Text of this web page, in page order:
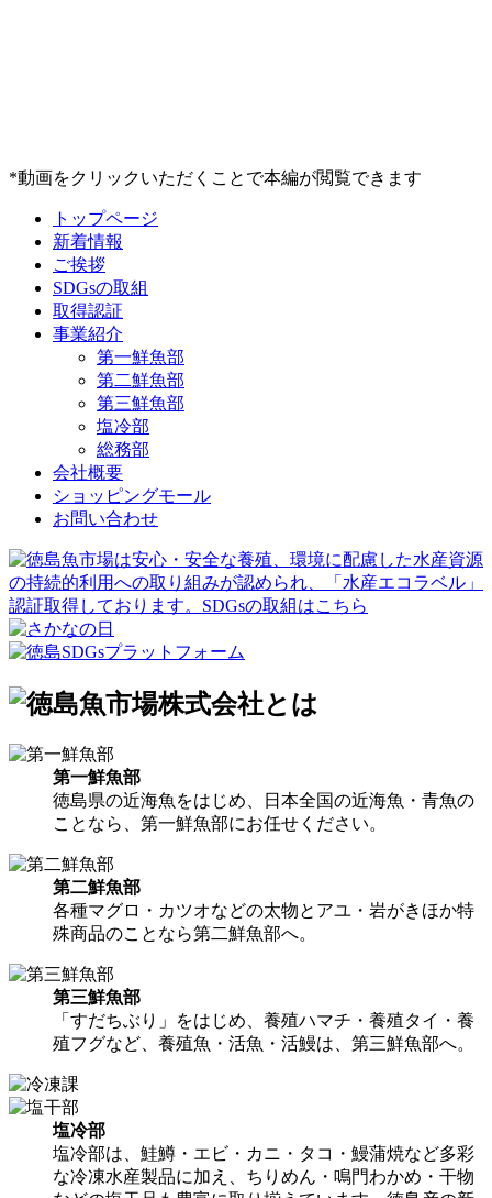
*動画をクリックいただくことで本編が閲覧できます
トップページ
新着情報
ご挨拶
SDGsの取組
取得認証
事業紹介
第一鮮魚部
第二鮮魚部
第三鮮魚部
塩冷部
総務部
会社概要
ショッピングモール
お問い合わせ
第一鮮魚部
徳島県の近海魚をはじめ、日本全国の近海魚・青魚の
ことなら、第一鮮魚部にお任せください。
第二鮮魚部
各種マグロ・カツオなどの太物とアユ・岩がきほか特
殊商品のことなら第二鮮魚部へ。
第三鮮魚部
「すだちぶり」をはじめ、養殖ハマチ・養殖タイ・養
殖フグなど、養殖魚・活魚・活鰻は、第三鮮魚部へ。
塩冷部
塩冷部は、鮭鱒・エビ・カニ・タコ・鰻蒲焼など多彩
な冷凍水産製品に加え、ちりめん・鳴門わかめ・干物